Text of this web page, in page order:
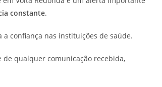
constante.
confiança nas instituições de saúde.
qualquer comunicação recebida,